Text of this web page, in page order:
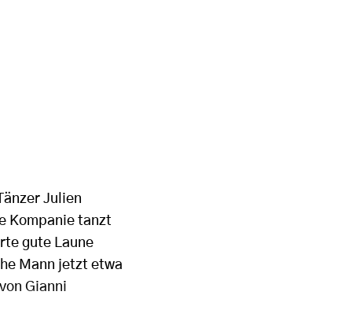
Julien
Kompanie tanzt
gute Laune
Mann jetzt etwa
Gianni